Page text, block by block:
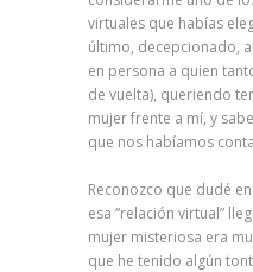
virtuales que habías
último, decepcionado,
en persona a quien
de vuelta), queriendo
mujer frente a mí, y
que nos habíamos
Reconozco que dudé
esa “relación virtual”
mujer misteriosa era
que he tenido algún